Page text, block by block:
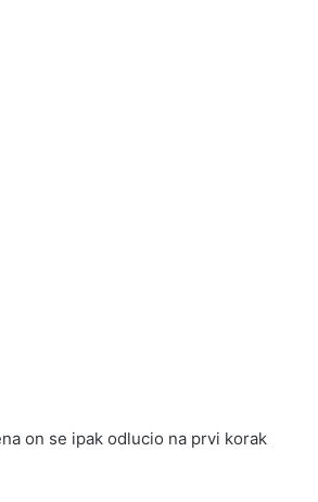
on se ipak odlucio na prvi korak